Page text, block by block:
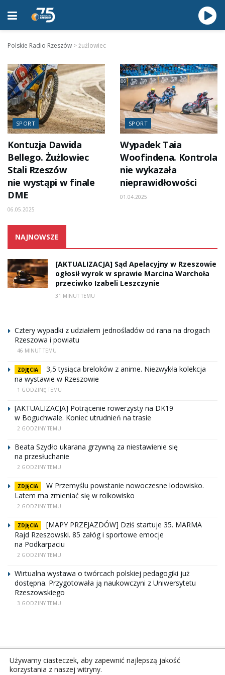
Polskie Radio Rzeszów >żużlowiec
SPORT
Kontuzja Dawida
Bellego. Żużlowiec
Stali Rzeszów
nie wystąpi w finale
DME
06.05.2025
SPORT
Wypadek Taia
Woofindena. Kontrola
nie wykazała
nieprawidłowości
01.04.2025
NAJNOWSZE
[AKTUALIZACJA] Sąd Apelacyjny w Rzeszowie
ogłosił wyrok w sprawie Marcina Warchoła
przeciwko Izabeli Leszczynie
31 MINUT TEMU
Cztery wypadki z udziałem jednośladów od rana na drogach
Rzeszowa i powiatu
46 MINUT TEMU
ZDJĘCIA
3,5 tysiąca breloków z anime. Niezwykła kolekcja
na wystawie w Rzeszowie
1 GODZINĘ TEMU
[AKTUALIZACJA] Potrącenie rowerzysty na DK19
w Boguchwale. Koniec utrudnień na trasie
2 GODZINY TEMU
Beata Szydło ukarana grzywną za niestawienie się
na przesłuchanie
2 GODZINY TEMU
ZDJĘCIA
W Przemyślu powstanie nowoczesne lodowisko.
Latem ma zmieniać się w rolkowisko
2 GODZINY TEMU
ZDJĘCIA
[MAPY PRZEJAZDÓW] Dziś startuje 35. MARMA
Rajd Rzeszowski. 85 załóg i sportowe emocje
na Podkarpaciu
2 GODZINY TEMU
Wirtualna wystawa o twórcach polskiej pedagogiki już
dostępna. Przygotowała ją naukowczyni z Uniwersytetu
Rzeszowskiego
3 GODZINY TEMU
Używamy ciasteczek, aby zapewnić najlepszą jakość
korzystania z naszej witryny.